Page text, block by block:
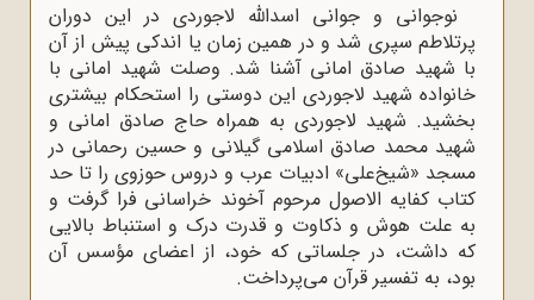
نوجوانى و جوانى اسداللّه‌ لاجوردى در این دوران
پرتلاطم سپرى شد و در همین زمان یا اندکی پیش از آن
با شهید صادق امانی آشنا شد. وصلت شهید امانی با
خانواده شهید لاجوردی این دوستی را استحکام بیشتری
بخشید. شهید لاجوردى به همراه حاج صادق امانى و
شهید محمد صادق اسلامى گیلانى و حسین رحمانى در
مسجد «شیخ‌على» ادبیات عرب و دروس حوزوی را تا حد
کتاب کفایه الاصول مرحوم آخوند خراسانی فرا گرفت و
به علت هوش و ذکاوت و قدرت درک و استنباط بالایى
که داشت، در جلساتى که خود، از اعضاى مؤسس آن
بود، به تفسیر قرآن مى‌پرداخت.